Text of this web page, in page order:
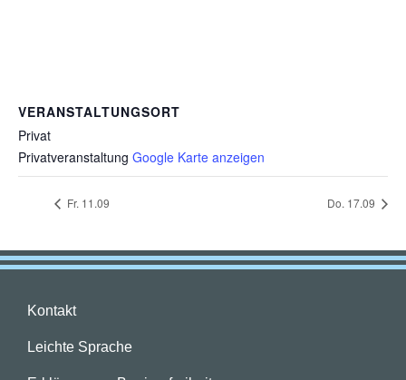
VERANSTALTUNGSORT
Privat
Privatveranstaltung Google Karte anzeigen
Fr. 11.09 Do. 17.09
Kontakt
Leichte Sprache